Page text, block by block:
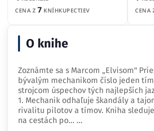
CENA Z 7 KNÍHKUPECTIEV
CENA
O knihe
Zoznámte sa s Marcom „Elvisom"
bývalým mechanikom číslo jeden
strojcom úspechov tých najlepších
1. Mechanik odhaľuje škandály a
rivalitu pilotov a tímov. Kniha
na cestách po… ...